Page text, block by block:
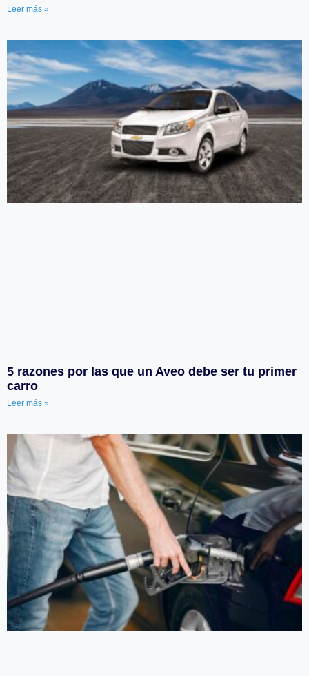
Leer más »
5 razones por las que un Aveo debe ser tu primer
carro
Leer más »